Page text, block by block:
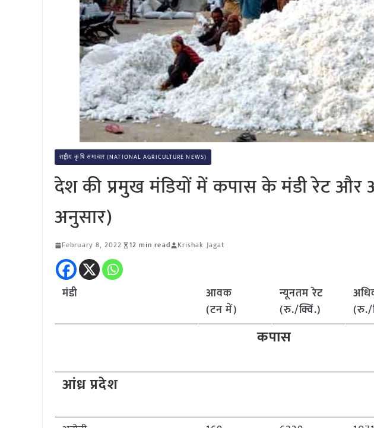
राष्ट्रीय कृषि समाचार (NATIONAL AGRICULTURE NEWS)
देश की प्रमुख मंडियों में कपास के मंडी रेट
अनुसार)
February 8, 2022 12 min read Krishak Jagat
मंडी
आवक
(टन में)
न्यूनतम रेट
(रु./क्विं.)
(रु./
कपास
आंध्र प्रदेश